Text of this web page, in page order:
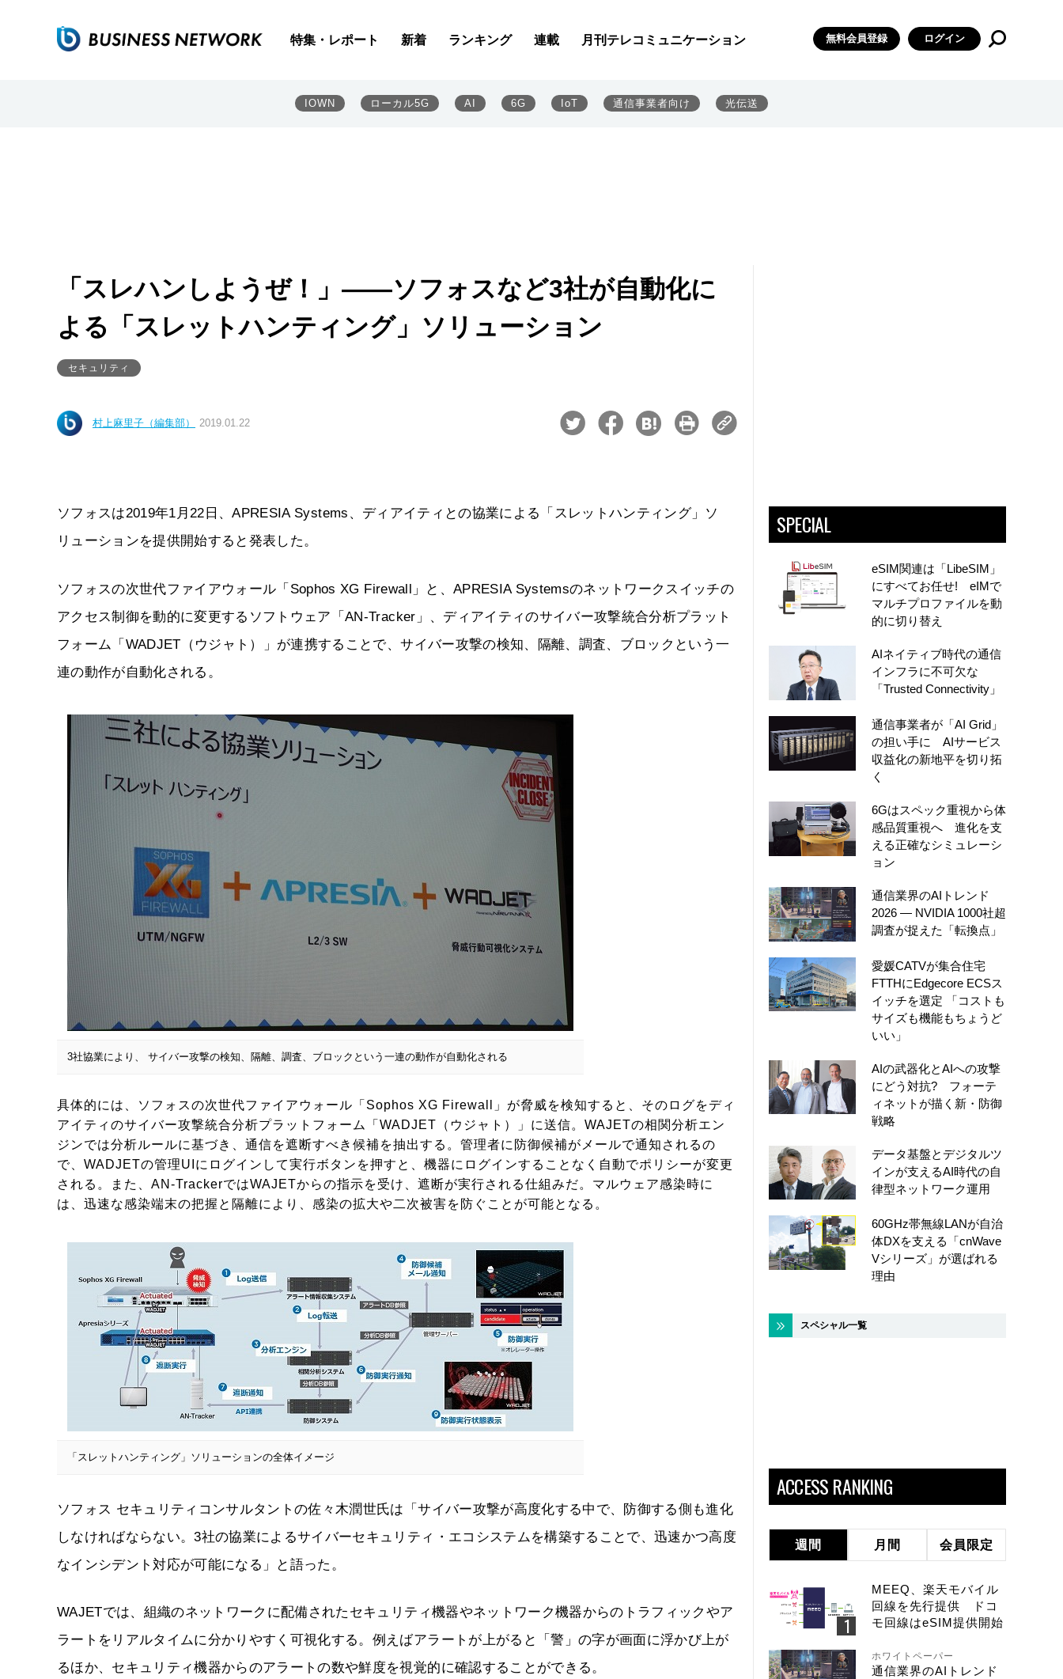
特集・レポート 新着 ランキング 連載 月刊テレコミュニケーション 無料会員登録 ログイン
IOWN ローカル5G AI 6G IoT 通信事業者向け 光伝送
「スレハンしようぜ！」――ソフォスなど3社が自動化に
よる「スレットハンティング」ソリューション
セキュリティ
村上麻里子（編集部） 2019.01.22
ソフォスは2019年1月22日、APRESIA Systems、ディアイティとの協業による「スレットハンティング」ソ
リューションを提供開始すると発表した。
ソフォスの次世代ファイアウォール「Sophos XG Firewall」と、APRESIA Systemsのネットワークスイッチの
アクセス制御を動的に変更するソフトウェア「AN-Tracker」、ディアイティのサイバー攻撃統合分析プラット
フォーム「WADJET（ウジャト）」が連携することで、サイバー攻撃の検知、隔離、調査、ブロックという一
連の動作が自動化される。
3社協業により、 サイバー攻撃の検知、隔離、調査、ブロックという一連の動作が自動化される
具体的には、ソフォスの次世代ファイアウォール「Sophos XG Firewall」が脅威を検知すると、そのログをディ
アイティのサイバー攻撃統合分析プラットフォーム「WADJET（ウジャト）」に送信。WAJETの相関分析エン
ジンでは分析ルールに基づき、通信を遮断すべき候補を抽出する。管理者に防御候補がメールで通知されるの
で、WADJETの管理UIにログインして実行ボタンを押すと、機器にログインすることなく自動でポリシーが変更
される。また、AN-TrackerではWAJETからの指示を受け、遮断が実行される仕組みだ。マルウェア感染時に
は、迅速な感染端末の把握と隔離により、感染の拡大や二次被害を防ぐことが可能となる。
「スレットハンティング」ソリューションの全体イメージ
ソフォス セキュリティコンサルタントの佐々木潤世氏は「サイバー攻撃が高度化する中で、防御する側も進化
しなければならない。3社の協業によるサイバーセキュリティ・エコシステムを構築することで、迅速かつ高度
なインシデント対応が可能になる」と語った。
WAJETでは、組織のネットワークに配備されたセキュリティ機器やネットワーク機器からのトラフィックやア
ラートをリアルタイムに分かりやすく可視化する。例えばアラートが上がると「警」の字が画面に浮かび上が
るほか、セキュリティ機器からのアラートの数や鮮度を視覚的に確認することができる。
SPECIAL
eSIM関連は「LibeSIM」
にすべてお任せ! eIMで
マルチプロファイルを動
的に切り替え
AIネイティブ時代の通信
インフラに不可欠な
「Trusted Connectivity」
通信事業者が「AI Grid」
の担い手に AIサービス
収益化の新地平を切り拓
く
6Gはスペック重視から体
感品質重視へ 進化を支
える正確なシミュレーシ
ョン
通信業界のAIトレンド
2026 ― NVIDIA 1000社超
調査が捉えた「転換点」
愛媛CATVが集合住宅
FTTHにEdgecore ECSス
イッチを選定 「コストも
サイズも機能もちょうど
いい」
AIの武器化とAIへの攻撃
にどう対抗? フォーテ
ィネットが描く新・防御
戦略
データ基盤とデジタルツ
インが支えるAI時代の自
律型ネットワーク運用
60GHz帯無線LANが自治
体DXを支える「cnWave
Vシリーズ」が選ばれる
理由
スペシャル一覧
ACCESS RANKING
週間 月間 会員限定
MEEQ、楽天モバイル
回線を先行提供 ドコ
モ回線はeSIM提供開始
ホワイトペーパー
通信業界のAIトレンド